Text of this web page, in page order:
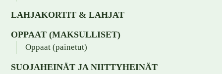
LAHJAKORTIT & LAHJAT
OPPAAT (MAKSULLISET)
Oppaat (painetut)
SUOJAHEINÄT JA NIITTYHEINÄT